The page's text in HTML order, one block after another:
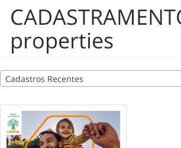
properties
Cadastros Recentes